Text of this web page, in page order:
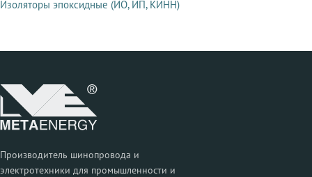
Изоляторы эпоксидные (ИО, ИП, КИНН)
Производитель шинопровода и
электротехники для промышленности и